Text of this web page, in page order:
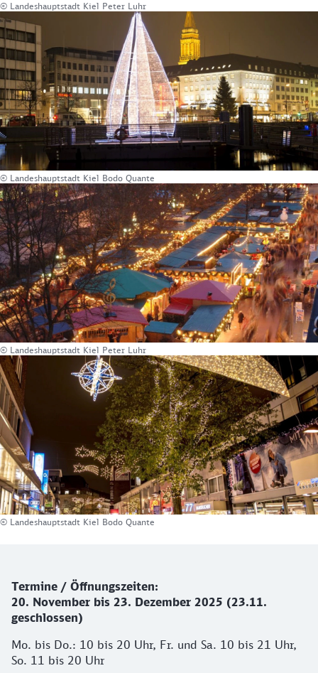
© Landeshauptstadt Kiel Peter Luhr
© Landeshauptstadt Kiel Bodo Quante
© Landeshauptstadt Kiel Peter Luhr
© Landeshauptstadt Kiel Bodo Quante
Details zum Weihnachtsmarkt
Termine / Öffnungszeiten:
20. November bis 23. Dezember 2025 (23.11.
geschlossen)
Mo. bis Do.: 10 bis 20 Uhr, Fr. und Sa. 10 bis 21 Uhr,
So. 11 bis 20 Uhr